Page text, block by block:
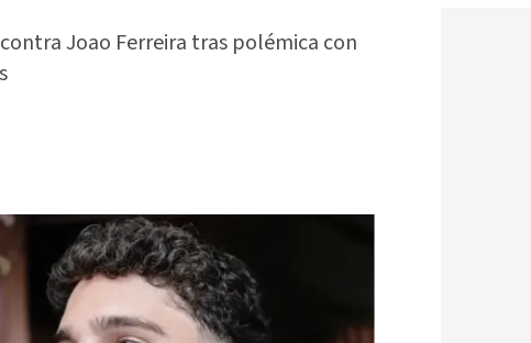
Joao Ferreira tras polémica con